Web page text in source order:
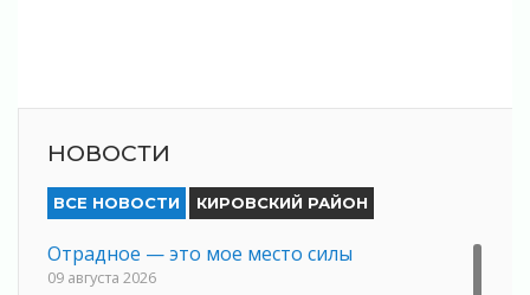
НОВОСТИ
ВСЕ НОВОСТИ КИРОВСКИЙ РАЙОН
Отрадное — это мое место силы
09 августа 2026